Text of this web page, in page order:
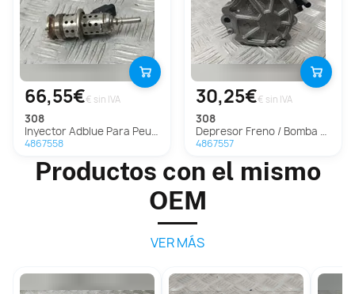
66,55€€ sin IVA
308
Inyector Adblue Para Peugeot 308
4867558
30,25€€ sin IVA
308
Depresor Freno / Bomba Vacio Para Peugeot 308
4867557
Productos con el mismo
OEM
VER MÁS